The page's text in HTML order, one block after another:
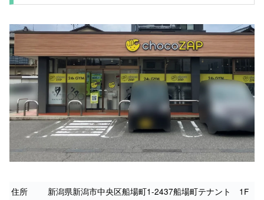
住所
新潟県新潟市中央区船場町1-2437船場町テナント 1F